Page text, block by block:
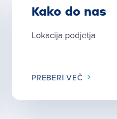
Kako do nas
Lokacija podjetja
PREBERI VEČ